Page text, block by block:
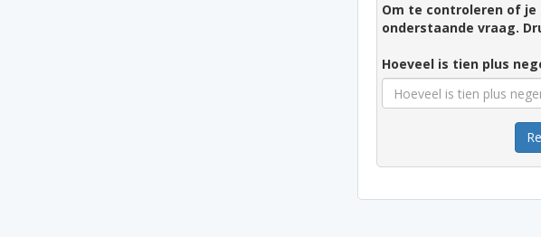
Om te controleren of
onderstaande vraag.
Hoeveel is tien plus